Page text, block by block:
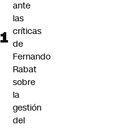
ante
las
críticas
de
Fernando
Rabat
sobre
la
gestión
del